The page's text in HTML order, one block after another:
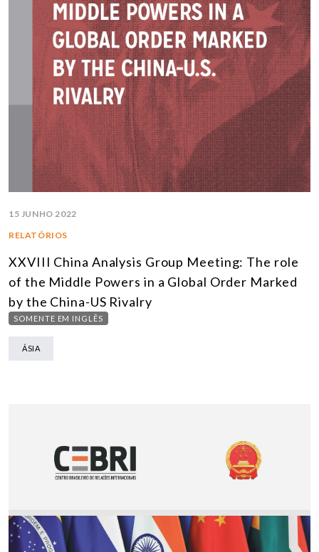
15 JUNHO 2022
RELATÓRIOS
XXVIII China Analysis Group Meeting: The role
of the Middle Powers in a Global Order Marked
by the China-US Rivalry
SOMENTE EM INGLÊS
ÁSIA